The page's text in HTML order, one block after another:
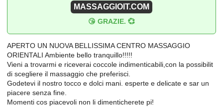
MASSAGGIOIT.COM
😘 GRAZIE. 💞
APERTO UN NUOVA BELLISSIMA CENTRO MASSAGGIO
ORIENTALI Ambiente bello tranquillo!!!!!
Vieni a trovarmi e riceverai coccole indimenticabili,con la possibilit
di scegliere il massaggio che preferisci.
Godetevi il nostro tocco e dolci mani. esperte e delicate e sar un
piacere senza fine.
Momenti cos piacevoli non li dimenticherete pi!